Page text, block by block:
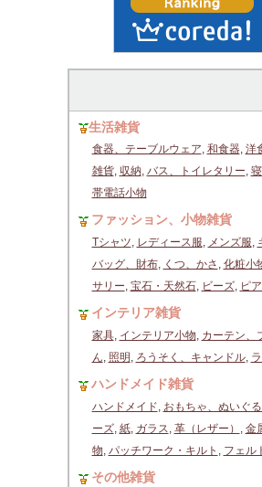
生活雑貨
食器、テーブルウェア, 和食器, 洋
雑貨, 収納, バス、トイレタリー,
帯電話小物
ファッション、小物雑貨
Tシャツ, レディース服, メンズ服,
バッグ、財布, くつ、かさ , 化粧小
サリー, 宝石・天然石, ビーズ, ピ
インテリア雑貨
家具, インテリア小物, カーテン、
ん, 照明 , ろうそく、キャンドル,
ハンドメイド雑貨
ハンドメイド, おもちゃ、ぬいぐ
ーズ, 紙, ガラス, 革（レザー） , 金
物, パッチワーク・キルト , フェル
その他雑貨